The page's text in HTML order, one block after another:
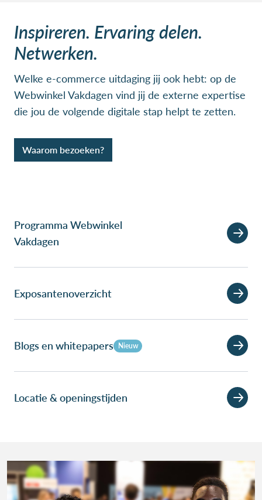
Inspireren. Ervaring delen.
Netwerken.
Welke e-commerce uitdaging jij ook hebt: op de
Webwinkel Vakdagen vind jij de externe expertise
die jou de volgende digitale stap helpt te zetten.
Waarom bezoeken?
Programma Webwinkel
Vakdagen
Exposantenoverzicht
Blogs en whitepapers Nieuw
Locatie & openingstijden